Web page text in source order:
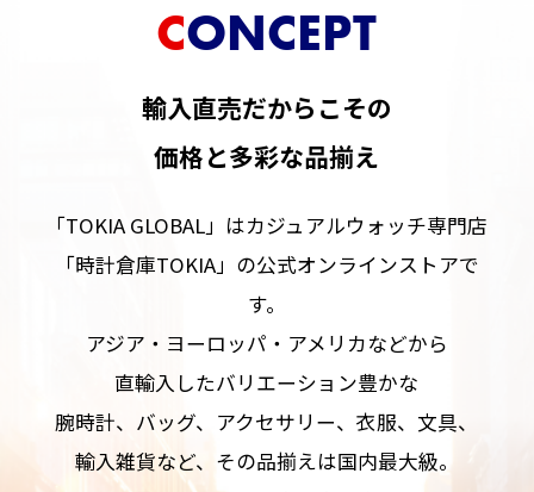
CONCEPT
輸入直売だからこその
価格と多彩な品揃え
「TOKIA GLOBAL」はカジュアルウォッチ専門店
「時計倉庫TOKIA」の公式オンラインストアで
す。
アジア・ヨーロッパ・アメリカなどから
直輸入したバリエーション豊かな
腕時計、バッグ、アクセサリー、衣服、文具、
輸入雑貨など、その品揃えは国内最大級。